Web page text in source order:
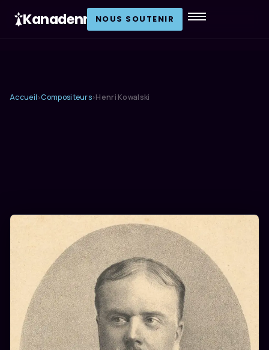
Kanadenn NOUS SOUTENIR
Accueil ›Compositeurs›Henri Kowalski